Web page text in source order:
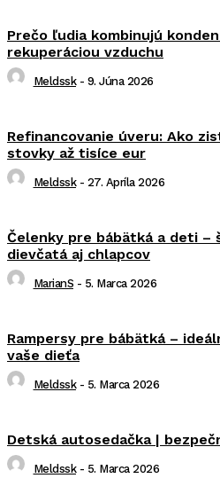
Prečo ľudia kombinujú
rekuperáciou vzduchu
Meldssk - 9. Júna 2026
Refinancovanie úveru: Ako
stovky až tisíce eur
Meldssk - 27. Apríla 2026
Čelenky pre bábätká a deti –
dievčatá aj chlapcov
MarianS - 5. Marca 2026
Rampersy pre bábätká –
vaše dieťa
Meldssk - 5. Marca 2026
Detská autosedačka |
Meldssk - 5. Marca 2026